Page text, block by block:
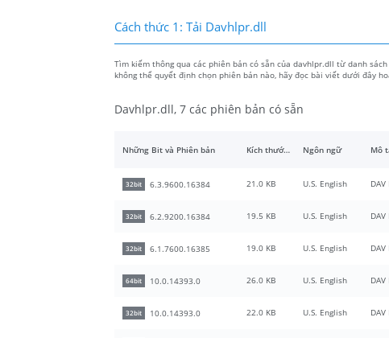
Cách thức 1: Tải Davhlpr.dll
Tìm kiếm thông qua các phiên bản có sẵn của davhlpr.dll từ danh
không thể quyết định chọn phiên bản nào, hãy đọc bài viết dưới đây
Davhlpr.dll, 7 các phiên bản có sẵn
Những Bit và Phiên bản Kích thước tập tin Ngôn ngữ Mô
32bit 6.3.9600.16384 21.0 KB U.S. English
32bit 6.2.9200.16384 19.5 KB U.S. English
32bit 6.1.7600.16385 19.0 KB U.S. English
64bit 10.0.14393.0 26.0 KB U.S. English
32bit 10.0.14393.0 22.0 KB U.S. English